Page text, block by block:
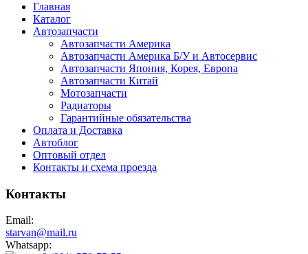
Главная
Каталог
Автозапчасти
Автозапчасти Америка
Автозапчасти Америка Б/У и Автосервис
Автозапчасти Япония, Корея, Европа
Автозапчасти Китай
Мотозапчасти
Радиаторы
Гарантийные обязательства
Оплата и Доставка
Автоблог
Оптовый отдел
Контакты и схема проезда
Контакты
Email:
starvan@mail.ru
Whatsapp: